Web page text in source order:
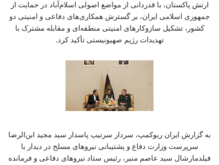
ارتش پاکستان، با قدردانی از مواضع اصولی اسلام‌آباد در حمایت از
جمهوری اسلامی ایران، بر گسترش همکاری‌های دفاعی و امنیتی دو
کشور، تشکیل سازوکارهای امنیتی منطقه‌ای و مقابله مشترک با
تهدیدات رژیم صهیونیستی تأکید کرد.
به گزارش ایران ربوکمپ، سردار سرتیپ پاسدار سید مجید ابن‌الرضا
سرپرست وزارت دفاع و پشتیبانی نیروهای مسلح در دیدار با
فیلدمارشال سید عاصم منیر، رئیس ستاد نیروهای دفاعی و فرمانده